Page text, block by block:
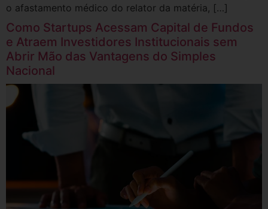
o afastamento médico do relator da matéria, […]
Como Startups Acessam Capital de Fundos
e Atraem Investidores Institucionais sem
Abrir Mão das Vantagens do Simples
Nacional